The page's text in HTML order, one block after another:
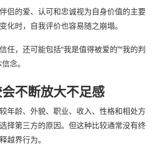
侣的爱、认可和忠诚视为自身价值的主要
化时，自我评价也容易随之崩塌。
任，还可能包括“我是值得被爱的”“我的判
念。
不断放大不足感
年龄、外貌、职业、收入、性格和相处方
择第三方的原因。但这种比较通常没有终
越界行为。